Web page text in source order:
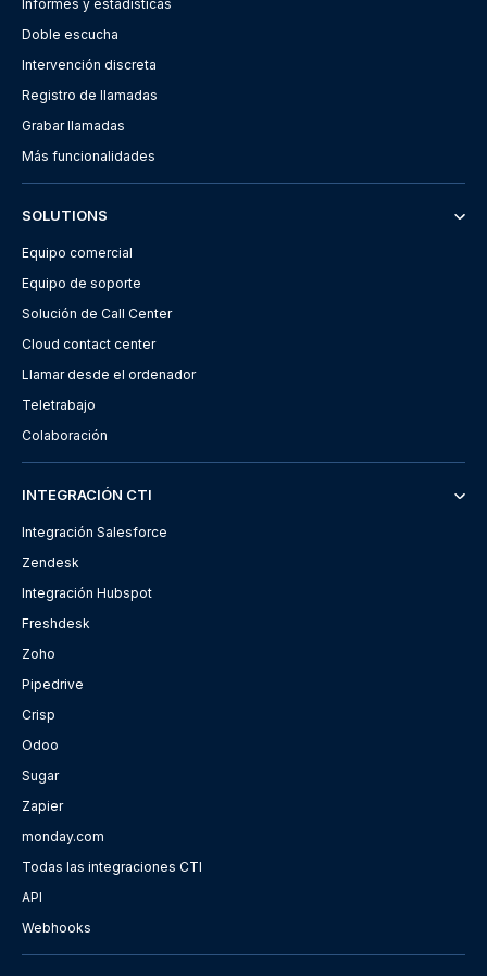
Informes y estadísticas
Doble escucha
Intervención discreta
Registro de llamadas
Grabar llamadas
Más funcionalidades
SOLUTIONS
Equipo comercial
Equipo de soporte
Solución de Call Center
Cloud contact center
Llamar desde el ordenador
Teletrabajo
Colaboración
INTEGRACIÓN CTI
Integración Salesforce
Zendesk
Integración Hubspot
Freshdesk
Zoho
Pipedrive
Crisp
Odoo
Sugar
Zapier
monday.com
Todas las integraciones CTI
API
Webhooks